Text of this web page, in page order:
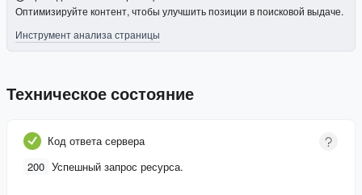
Оптимизируйте контент, чтобы улучшить позиции в поисковой выдаче.
Инструмент анализа страницы
Техническое состояние
Код ответа сервера
200 Успешный запрос ресурса.